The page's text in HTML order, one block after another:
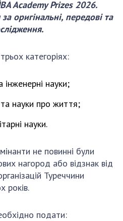
і математичних
наук
наук
та НАН України
Academy Prizes 2026.
оригінальні, передові та
категоріях:
науки;
науки про життя;
науки.
не повинні були
нагород або відзнак від
Туреччини
років.
подати: